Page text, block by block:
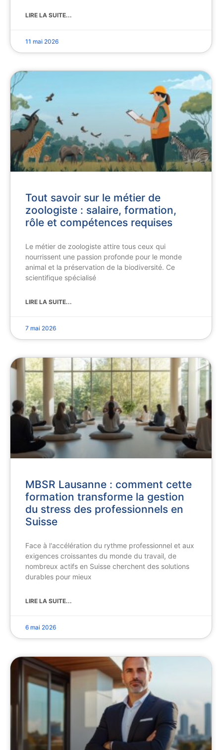
LIRE LA SUITE...
11 mai 2026
Tout savoir sur le métier de
zoologiste : salaire, formation,
rôle et compétences requises
Le métier de zoologiste attire tous ceux qui
nourrissent une passion profonde pour le monde
animal et la préservation de la biodiversité. Ce
scientifique spécialisé
LIRE LA SUITE...
7 mai 2026
MBSR Lausanne : comment cette
formation transforme la gestion
du stress des professionnels en
Suisse
Face à l'accélération du rythme professionnel et aux
exigences croissantes du monde du travail, de
nombreux actifs en Suisse cherchent des solutions
durables pour mieux
LIRE LA SUITE...
6 mai 2026